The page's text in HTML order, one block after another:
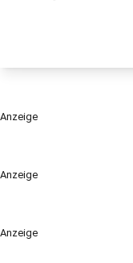
Anzeige
Anzeige
Anzeige